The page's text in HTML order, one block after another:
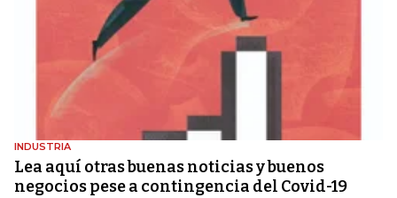
INDUSTRIA
Lea aquí otras buenas noticias y buenos
negocios pese a contingencia del Covid-19